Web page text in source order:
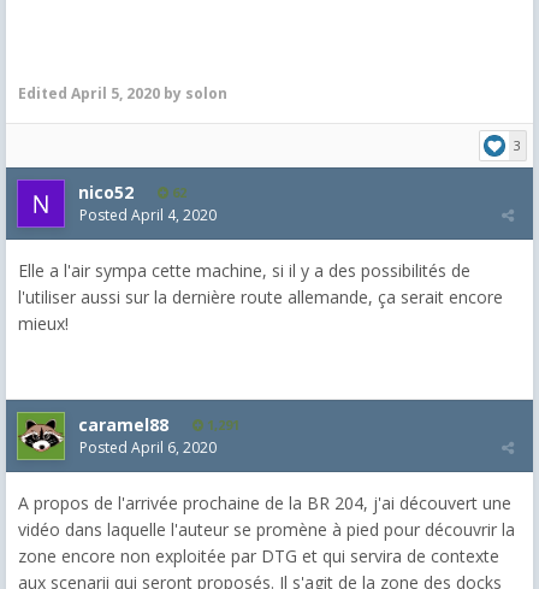
Edited April 5, 2020 by solon
3
nico52 62
Posted April 4, 2020
Elle a l'air sympa cette machine, si il y a des possibilités de
l'utiliser aussi sur la dernière route allemande, ça serait encore
mieux!
caramel88 1,291
Posted April 6, 2020
A propos de l'arrivée prochaine de la BR 204, j'ai découvert une
vidéo dans laquelle l'auteur se promène à pied pour découvrir la
zone encore non exploitée par DTG et qui servira de contexte
aux scenarii qui seront proposés. Il s'agit de la zone des docks